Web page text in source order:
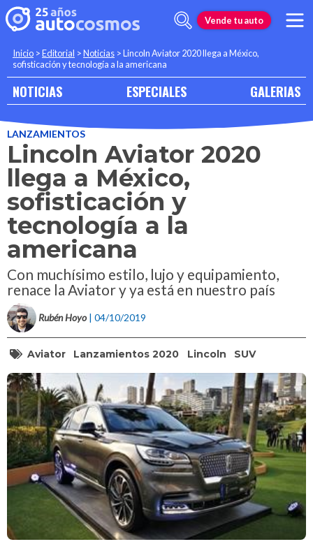
Vende tu auto
Inicio >Editorial >Noticias >Lincoln Aviator 2020 llega a México,
sofisticación y tecnología a la americana
NOTICIAS ESPECIALES GALERIAS
LANZAMIENTOS
Lincoln Aviator 2020
llega a México,
sofisticación y
tecnología a la
americana
Con muchísimo estilo, lujo y equipamiento,
renace la Aviator y ya está en nuestro país
Rubén Hoyo | 04/10/2019
Aviator Lanzamientos 2020 Lincoln SUV